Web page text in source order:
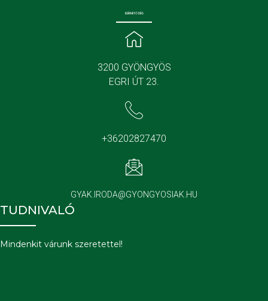
ELÉRHETŐSÉG
3200 GYÖNGYÖS
EGRI ÚT 23.
+36202827470
GYAK.IRODA@GYONGYOSIAK.HU
TUDNIVALÓ
Mindenkit várunk szeretettel!